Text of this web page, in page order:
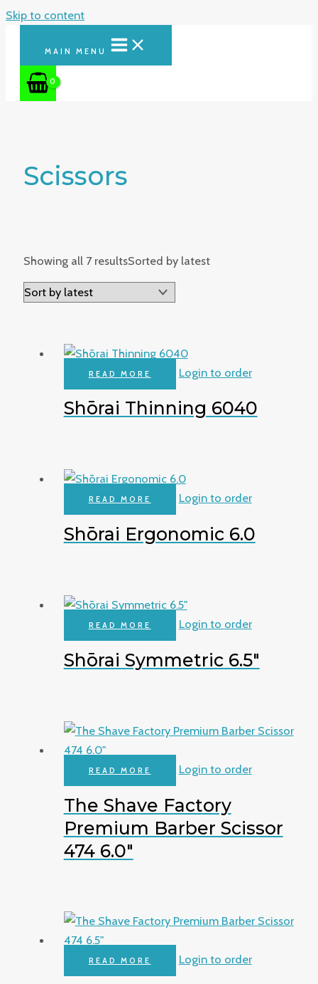
Skip to content
MAIN MENU
Scissors
Showing all 7 resultsSorted by latest
READ MORE Login to order
Shōrai Thinning 6040
READ MORE Login to order
Shōrai Ergonomic 6.0
READ MORE Login to order
Shōrai Symmetric 6.5″
READ MORE Login to order
The Shave Factory
Premium Barber Scissor
474 6.0″
READ MORE Login to order